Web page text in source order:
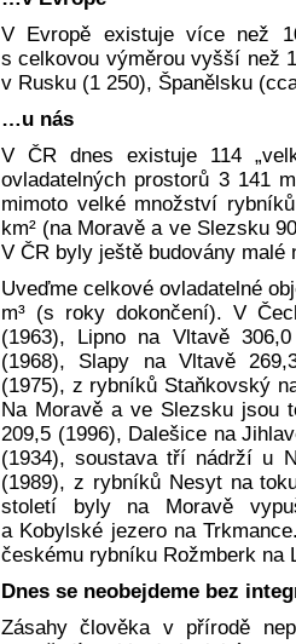
V Evropě existuje více než
s celkovou výměrou vyšší než
v Rusku (1 250), Španělsku
…u nás
V ČR dnes existuje 114
ovladatelných prostorů 3 141
mimoto velké množství
km² (na Moravě a ve Slezsku
V ČR byly ještě budovány
Uveďme celkové ovladatelné
m³ (s roky dokončení). V
(1963), Lipno na Vltavě
(1968), Slapy na Vltavě
(1975), z rybníků Staňkovský
Na Moravě a ve Slezsku jsou
209,5 (1996), Dalešice na
(1934), soustava tří nádrží u
(1989), z rybníků Nesyt na
století byly na Moravě
a Kobylské jezero na
českému rybníku Rožmberk na
Dnes se neobejdeme bez
Zásahy člověka v přírodě